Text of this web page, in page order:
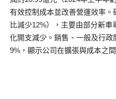
有效控制成本並改善營運效率。
比減少12%），主要由部分新
化開支減少。銷售、一般及行
9%，顯示公司在擴張與成本之